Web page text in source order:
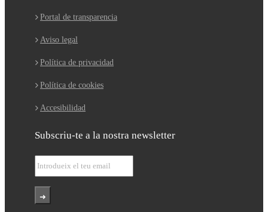
Portal de transparencia
Aviso legal
Política de privacidad
Política de cookies
Accesibilidad
Subscriu-te a la nostra newsletter